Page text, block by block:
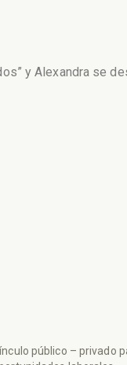
y Alexandra se
público – privado